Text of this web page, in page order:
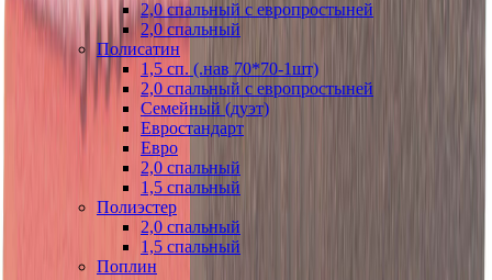
2,0 спальный с европростыней
2,0 спальный
Полисатин
1,5 сп. (.нав 70*70-1шт)
2,0 спальный с европростыней
Семейный (дуэт)
Евростандарт
Евро
2,0 спальный
1,5 спальный
Полиэстер
2,0 спальный
1,5 спальный
Поплин